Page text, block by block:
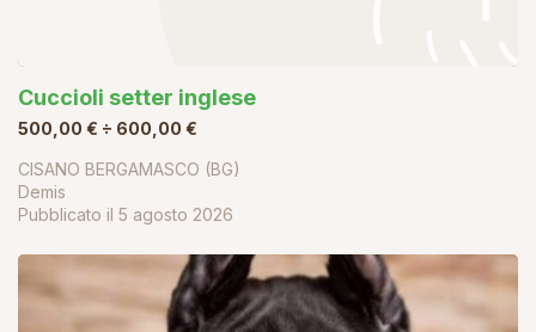
Cuccioli setter inglese
500,00 € ÷ 600,00 €
CISANO BERGAMASCO (BG)
Demis
Pubblicato il 5 agosto 2026